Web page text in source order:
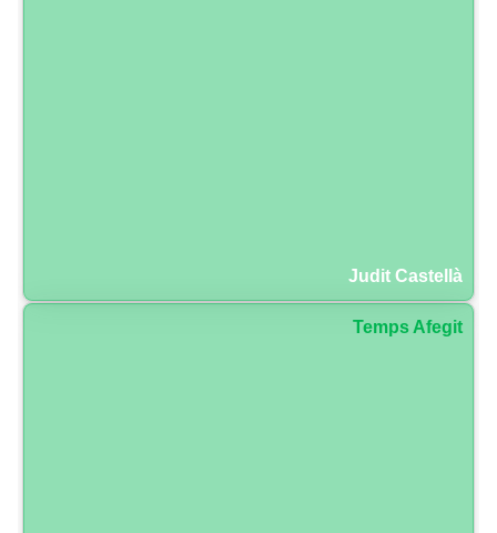
Judit Castellà
Temps Afegit